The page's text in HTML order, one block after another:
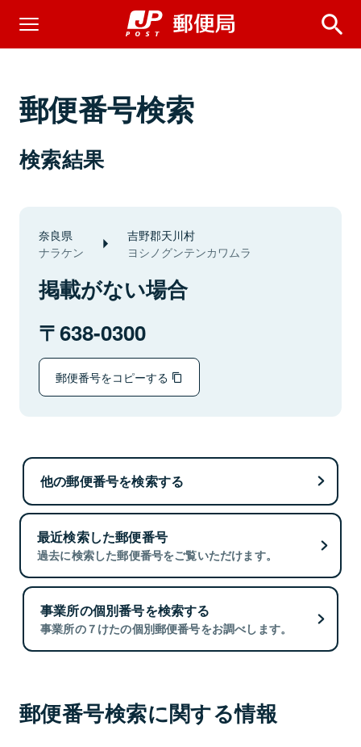
郵便番号検索
検索結果
奈良県
ナラケン
吉野郡天川村
ヨシノグンテンカワムラ
掲載がない場合
638-0300
郵便番号をコピーする
他の郵便番号を検索する
最近検索した郵便番号
過去に検索した郵便番号をご覧いただけます。
事業所の個別番号を検索する
事業所の７けたの個別郵便番号をお調べします。
郵便番号検索に関する情報